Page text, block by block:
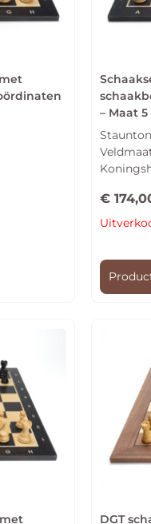
– Maat 5
€
DGT